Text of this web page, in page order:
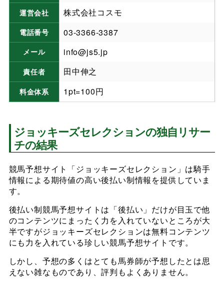
運営会社 株式会社コスモ
電話番号 03-3366-3387
メール info@js5.jp
責任者 田中伸之
料金体系 1pt=100円
ジョッキーズセレクションの独自リサー
チの結果
競馬予想サイト「ジョッキーズセレクション」は騎手
情報による期待値の高い後払い制情報を提供していま
す。
後払い制競馬予想サイトは「後払い」だけが目玉で他
のコンテンツにまったく力を入れていないところが大
半ですがジョッキーズセレクションは無料コンテンツ
にも力を入れている珍しい競馬予想サイトです。
しかし、予想の多くはとても馬券師が予想したとは思
えない雑なものであり、評判もよくありません。